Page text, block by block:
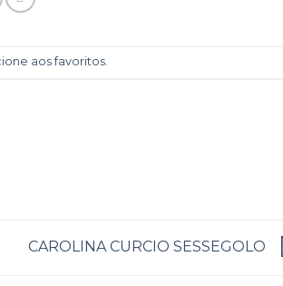
aos favoritos.
CAROLINA CURCIO SESSEGOLO